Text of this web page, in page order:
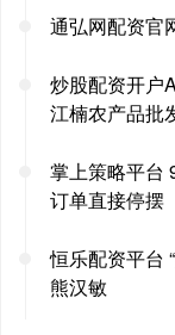
通弘网配资官
炒股配资开户
江楠农产品批
掌上策略平台
订单直接停摆
恒乐配资平台
熊汉敏